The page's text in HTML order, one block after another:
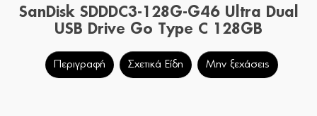
SanDisk SDDDC3-128G-G46 Ultra Dual
USB Drive Go Type C 128GB
Περιγραφή Σχετικά Είδη Μην ξεχάσεις